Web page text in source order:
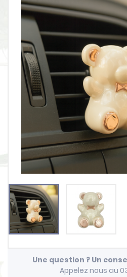
Une question ? Un
Appelez nous au